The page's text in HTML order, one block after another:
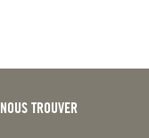
NOUS TROUVER